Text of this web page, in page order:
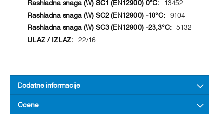
13452
9104
5132
22/16
Dodatne informacije
Ocene